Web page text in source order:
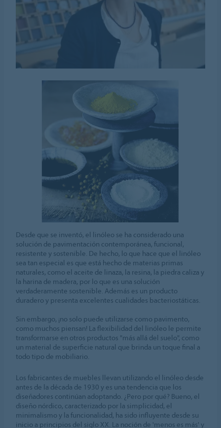
Desde que se inventó, el linóleo se ha considerado una
solución de pavimentación contemporánea, funcional,
resistente y sostenible. De hecho, lo que hace que el linóleo
sea tan especial es que está hecho de materias primas
naturales, como el aceite de linaza, la resina, la piedra caliza y
la harina de madera, por lo que es una solución
verdaderamente sostenible. Además es un producto
duradero y presenta excelentes cualidades bacteriostáticas.
Sin embargo, ¡no solo puede utilizarse como pavimento,
como muchos piensan! La flexibilidad del linóleo le permite
transformarse en otros productos "más allá del suelo", como
un material de superficie natural que brinda un toque final a
todo tipo de mobiliario.
Los fabricantes de muebles llevan utilizando el linóleo desde
antes de la década de 1930 y es una tendencia que los
diseñadores continúan adoptando. ¿Pero por qué? Bueno, el
diseño nórdico, caracterizado por la simplicidad, el
minimalismo y la funcionalidad, ha sido influyente desde su
inicio a principios del siglo XX. La noción de 'menos es más' y